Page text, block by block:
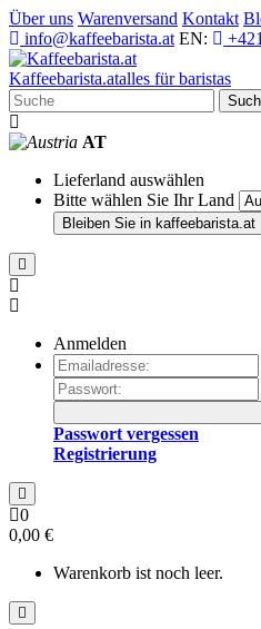
Über uns Warenversand Kontakt
info@kaffeebarista.at EN:
Kaffeebarista.atalles für baristas
AT
Lieferland auswählen
Bitte wählen Sie Ihr Land
Bleiben Sie in kaffeebarista.at
Anmelden
Passwort vergessen
Registrierung
0
0,00 €
Warenkorb ist noch leer.